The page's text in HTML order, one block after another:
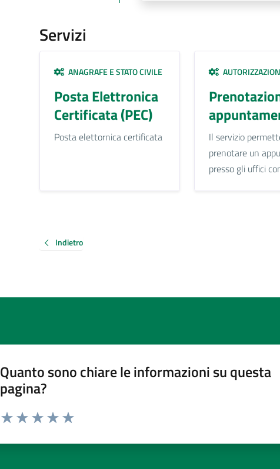
Servizi
ANAGRAFE E STATO CIVILE
Posta Elettronica
Certificata (PEC)
Posta elettornica certificata
Il servizio
prenotare un
presso gli uffici
Indietro
Quanto sono chiare le informazioni su questa
pagina?
Valuta da 1 a 5 stelle la pagina